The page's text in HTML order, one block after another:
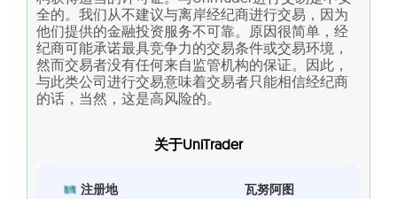
全的。我们从不建议与离岸经纪商进行交易，因为
他们提供的金融投资服务不可靠。原因很简单，经
纪商可能承诺最具竞争力的交易条件或交易环境，
然而交易者没有任何来自监管机构的保证。因此，
与此类公司进行交易意味着交易者只能相信经纪商
的话，当然，这是高风险的。
关于UniTrader
注册地 瓦努阿图